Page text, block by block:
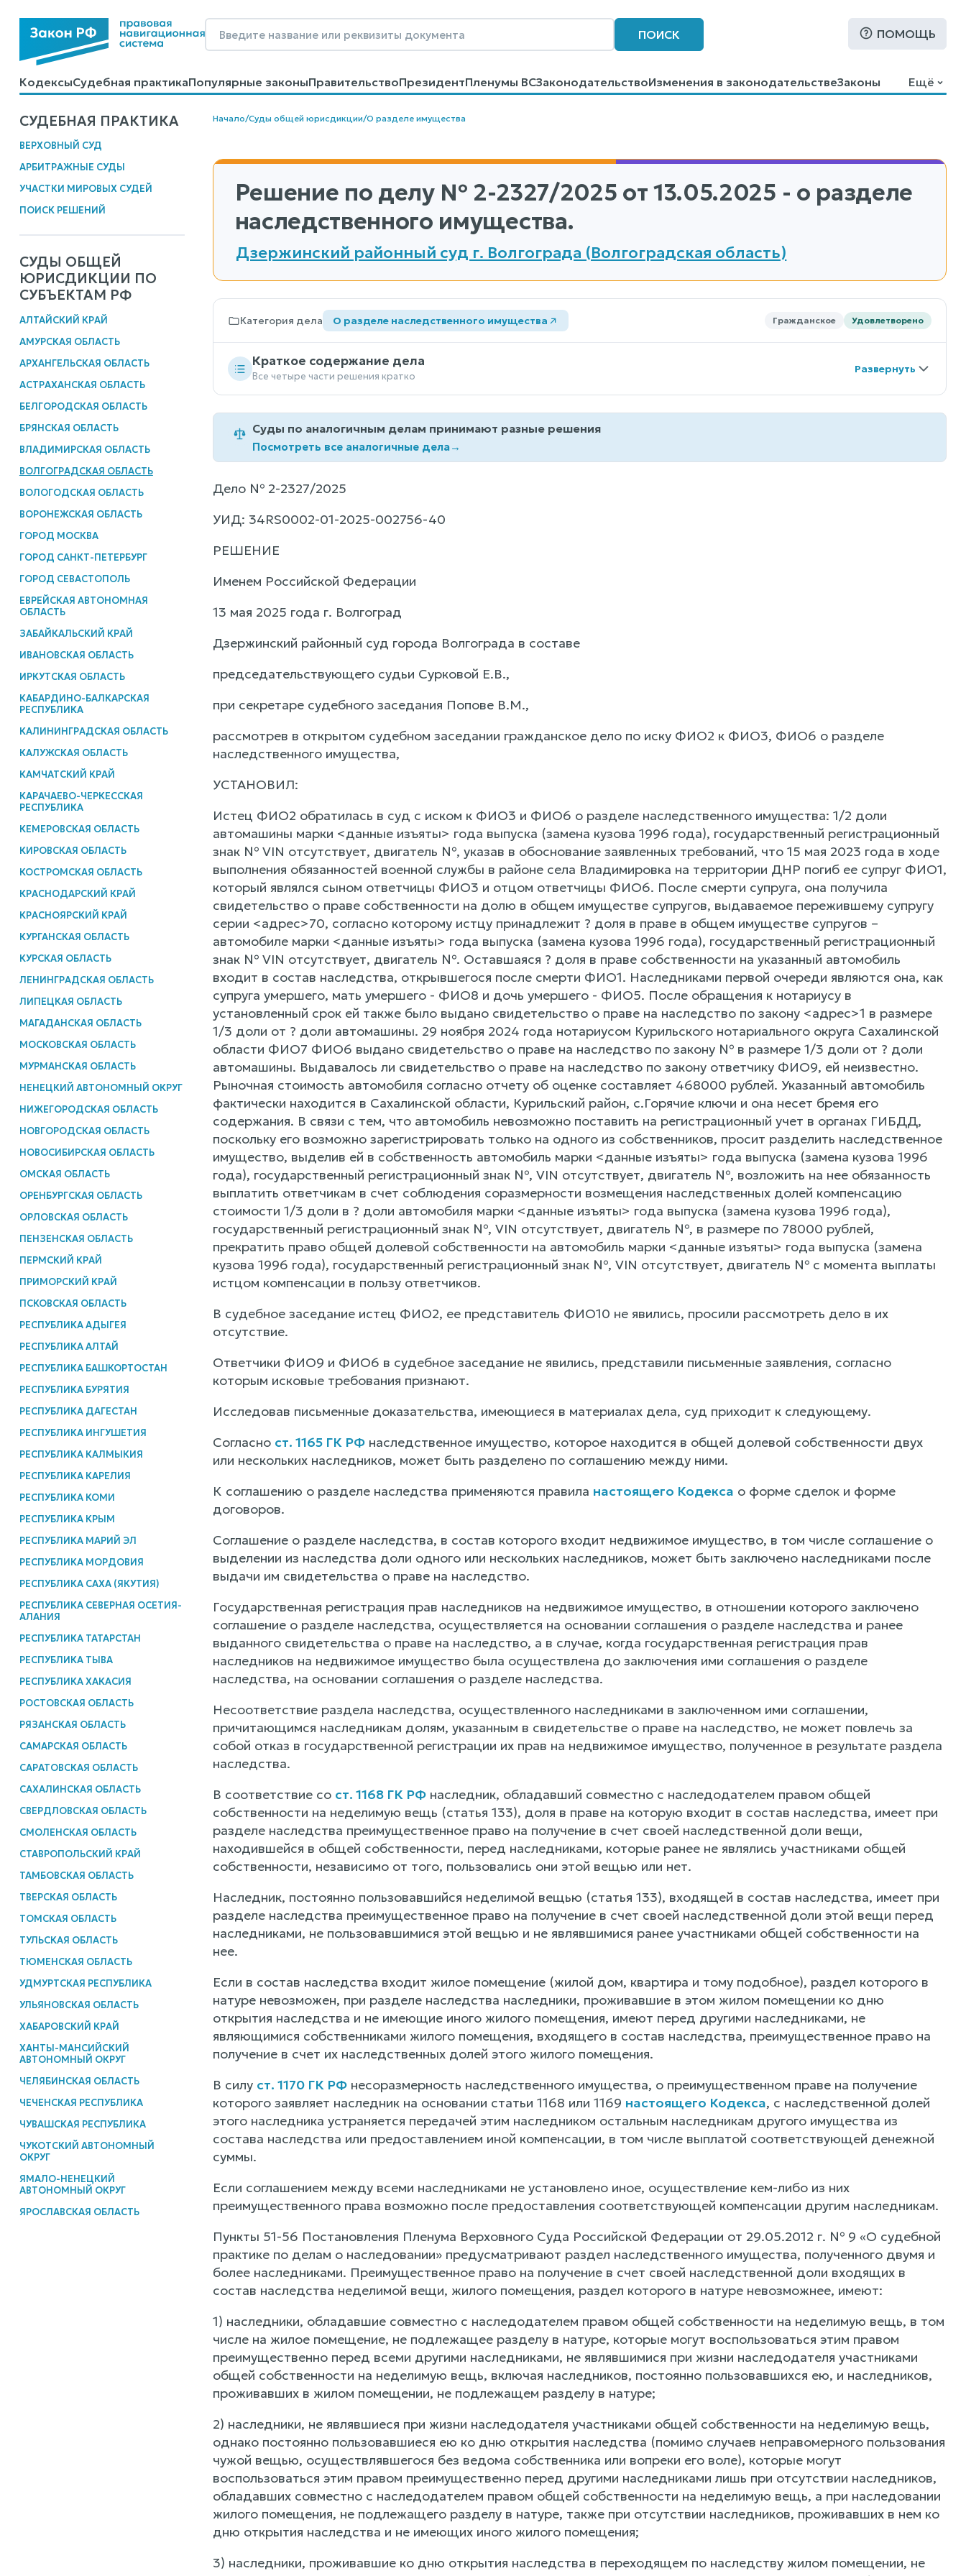
ПОИСК ПОМОЩЬ
КодексыСудебная практикаПопулярные законыПравительствоПрезидентПленумы ВСЗаконодательствоИзменения в законодательствеЗаконы
КалькуляторыСправочные материалыОбразцы договоровКонтактыПомощьПоиск
Ещё
СУДЕБНАЯ ПРАКТИКА
ВЕРХОВНЫЙ СУД
АРБИТРАЖНЫЕ СУДЫ
УЧАСТКИ МИРОВЫХ СУДЕЙ
ПОИСК РЕШЕНИЙ
СУДЫ ОБЩЕЙ
ЮРИСДИКЦИИ ПО
СУБЪЕКТАМ РФ
АЛТАЙСКИЙ КРАЙ
АМУРСКАЯ ОБЛАСТЬ
АРХАНГЕЛЬСКАЯ ОБЛАСТЬ
АСТРАХАНСКАЯ ОБЛАСТЬ
БЕЛГОРОДСКАЯ ОБЛАСТЬ
БРЯНСКАЯ ОБЛАСТЬ
ВЛАДИМИРСКАЯ ОБЛАСТЬ
ВОЛГОГРАДСКАЯ ОБЛАСТЬ
ВОЛОГОДСКАЯ ОБЛАСТЬ
ВОРОНЕЖСКАЯ ОБЛАСТЬ
ГОРОД МОСКВА
ГОРОД САНКТ-ПЕТЕРБУРГ
ГОРОД СЕВАСТОПОЛЬ
ЕВРЕЙСКАЯ АВТОНОМНАЯ
ОБЛАСТЬ
ЗАБАЙКАЛЬСКИЙ КРАЙ
ИВАНОВСКАЯ ОБЛАСТЬ
ИРКУТСКАЯ ОБЛАСТЬ
КАБАРДИНО-БАЛКАРСКАЯ
РЕСПУБЛИКА
КАЛИНИНГРАДСКАЯ ОБЛАСТЬ
КАЛУЖСКАЯ ОБЛАСТЬ
КАМЧАТСКИЙ КРАЙ
КАРАЧАЕВО-ЧЕРКЕССКАЯ
РЕСПУБЛИКА
КЕМЕРОВСКАЯ ОБЛАСТЬ
КИРОВСКАЯ ОБЛАСТЬ
КОСТРОМСКАЯ ОБЛАСТЬ
КРАСНОДАРСКИЙ КРАЙ
КРАСНОЯРСКИЙ КРАЙ
КУРГАНСКАЯ ОБЛАСТЬ
КУРСКАЯ ОБЛАСТЬ
ЛЕНИНГРАДСКАЯ ОБЛАСТЬ
ЛИПЕЦКАЯ ОБЛАСТЬ
МАГАДАНСКАЯ ОБЛАСТЬ
МОСКОВСКАЯ ОБЛАСТЬ
МУРМАНСКАЯ ОБЛАСТЬ
НЕНЕЦКИЙ АВТОНОМНЫЙ ОКРУГ
НИЖЕГОРОДСКАЯ ОБЛАСТЬ
НОВГОРОДСКАЯ ОБЛАСТЬ
НОВОСИБИРСКАЯ ОБЛАСТЬ
ОМСКАЯ ОБЛАСТЬ
ОРЕНБУРГСКАЯ ОБЛАСТЬ
ОРЛОВСКАЯ ОБЛАСТЬ
ПЕНЗЕНСКАЯ ОБЛАСТЬ
ПЕРМСКИЙ КРАЙ
ПРИМОРСКИЙ КРАЙ
ПСКОВСКАЯ ОБЛАСТЬ
РЕСПУБЛИКА АДЫГЕЯ
РЕСПУБЛИКА АЛТАЙ
РЕСПУБЛИКА БАШКОРТОСТАН
РЕСПУБЛИКА БУРЯТИЯ
РЕСПУБЛИКА ДАГЕСТАН
РЕСПУБЛИКА ИНГУШЕТИЯ
РЕСПУБЛИКА КАЛМЫКИЯ
РЕСПУБЛИКА КАРЕЛИЯ
РЕСПУБЛИКА КОМИ
РЕСПУБЛИКА КРЫМ
РЕСПУБЛИКА МАРИЙ ЭЛ
РЕСПУБЛИКА МОРДОВИЯ
РЕСПУБЛИКА САХА (ЯКУТИЯ)
РЕСПУБЛИКА СЕВЕРНАЯ ОСЕТИЯ-
АЛАНИЯ
РЕСПУБЛИКА ТАТАРСТАН
РЕСПУБЛИКА ТЫВА
РЕСПУБЛИКА ХАКАСИЯ
РОСТОВСКАЯ ОБЛАСТЬ
РЯЗАНСКАЯ ОБЛАСТЬ
САМАРСКАЯ ОБЛАСТЬ
САРАТОВСКАЯ ОБЛАСТЬ
САХАЛИНСКАЯ ОБЛАСТЬ
СВЕРДЛОВСКАЯ ОБЛАСТЬ
СМОЛЕНСКАЯ ОБЛАСТЬ
СТАВРОПОЛЬСКИЙ КРАЙ
ТАМБОВСКАЯ ОБЛАСТЬ
ТВЕРСКАЯ ОБЛАСТЬ
ТОМСКАЯ ОБЛАСТЬ
ТУЛЬСКАЯ ОБЛАСТЬ
ТЮМЕНСКАЯ ОБЛАСТЬ
УДМУРТСКАЯ РЕСПУБЛИКА
УЛЬЯНОВСКАЯ ОБЛАСТЬ
ХАБАРОВСКИЙ КРАЙ
ХАНТЫ-МАНСИЙСКИЙ
АВТОНОМНЫЙ ОКРУГ
ЧЕЛЯБИНСКАЯ ОБЛАСТЬ
ЧЕЧЕНСКАЯ РЕСПУБЛИКА
ЧУВАШСКАЯ РЕСПУБЛИКА
ЧУКОТСКИЙ АВТОНОМНЫЙ
ОКРУГ
ЯМАЛО-НЕНЕЦКИЙ
АВТОНОМНЫЙ ОКРУГ
ЯРОСЛАВСКАЯ ОБЛАСТЬ
Начало/Суды общей юрисдикции/О разделе имущества
Решение по делу № 2-2327/2025 от 13.05.2025 - о разделе
наследственного имущества.
Дзержинский районный суд г. Волгограда (Волгоградская область)
Категория дела О разделе наследственного имущества Гражданское Удовлетворено
Краткое содержание дела
Все четыре части решения кратко
Суды по аналогичным делам принимают разные решения
Посмотреть все аналогичные дела→
Дело № 2-2327/2025
УИД: 34RS0002-01-2025-002756-40
РЕШЕНИЕ
Именем Российской Федерации
13 мая 2025 года г. Волгоград
Дзержинский районный суд города Волгограда в составе
председательствующего судьи Сурковой Е.В.,
при секретаре судебного заседания Попове В.М.,
рассмотрев в открытом судебном заседании гражданское дело по иску ФИО2 к ФИО3, ФИО6 о разделе
наследственного имущества,
УСТАНОВИЛ:
Истец ФИО2 обратилась в суд с иском к ФИО3 и ФИО6 о разделе наследственного имущества: 1/2 доли
автомашины марки <данные изъяты> года выпуска (замена кузова 1996 года), государственный регистрационный
знак № VIN отсутствует, двигатель №, указав в обоснование заявленных требований, что 15 мая 2023 года в ходе
выполнения обязанностей военной службы в районе села Владимировка на территории ДНР погиб ее супруг ФИО1,
который являлся сыном ответчицы ФИО3 и отцом ответчицы ФИО6. После смерти супруга, она получила
свидетельство о праве собственности на долю в общем имуществе супругов, выдаваемое пережившему супругу
серии <адрес>70, согласно которому истцу принадлежит ? доля в праве в общем имуществе супругов –
автомобиле марки <данные изъяты> года выпуска (замена кузова 1996 года), государственный регистрационный
знак № VIN отсутствует, двигатель №. Оставшаяся ? доля в праве собственности на указанный автомобиль
входит в состав наследства, открывшегося после смерти ФИО1. Наследниками первой очереди являются она, как
супруга умершего, мать умершего - ФИО8 и дочь умершего - ФИО5. После обращения к нотариусу в
установленный срок ей также было выдано свидетельство о праве на наследство по закону <адрес>1 в размере
1/3 доли от ? доли автомашины. 29 ноября 2024 года нотариусом Курильского нотариального округа Сахалинской
области ФИО7 ФИО6 выдано свидетельство о праве на наследство по закону № в размере 1/3 доли от ? доли
автомашины. Выдавалось ли свидетельство о праве на наследство по закону ответчику ФИО9, ей неизвестно.
Рыночная стоимость автомобиля согласно отчету об оценке составляет 468000 рублей. Указанный автомобиль
фактически находится в Сахалинской области, Курильский район, с.Горячие ключи и она несет бремя его
содержания. В связи с тем, что автомобиль невозможно поставить на регистрационный учет в органах ГИБДД,
поскольку его возможно зарегистрировать только на одного из собственников, просит разделить наследственное
имущество, выделив ей в собственность автомобиль марки <данные изъяты> года выпуска (замена кузова 1996
года), государственный регистрационный знак №, VIN отсутствует, двигатель №, возложить на нее обязанность
выплатить ответчикам в счет соблюдения соразмерности возмещения наследственных долей компенсацию
стоимости 1/3 доли в ? доли автомобиля марки <данные изъяты> года выпуска (замена кузова 1996 года),
государственный регистрационный знак №, VIN отсутствует, двигатель №, в размере по 78000 рублей,
прекратить право общей долевой собственности на автомобиль марки <данные изъяты> года выпуска (замена
кузова 1996 года), государственный регистрационный знак №, VIN отсутствует, двигатель № с момента выплаты
истцом компенсации в пользу ответчиков.
В судебное заседание истец ФИО2, ее представитель ФИО10 не явились, просили рассмотреть дело в их
отсутствие.
Ответчики ФИО9 и ФИО6 в судебное заседание не явились, представили письменные заявления, согласно
которым исковые требования признают.
Исследовав письменные доказательства, имеющиеся в материалах дела, суд приходит к следующему.
Согласно ст. 1165 ГК РФнаследственное имущество, которое находится в общей долевой собственности двух
или нескольких наследников, может быть разделено по соглашению между ними.
К соглашению о разделе наследства применяются правила настоящего Кодекса о форме сделок и форме
договоров.
Соглашение о разделе наследства, в состав которого входит недвижимое имущество, в том числе соглашение о
выделении из наследства доли одного или нескольких наследников, может быть заключено наследниками после
выдачи им свидетельства о праве на наследство.
Государственная регистрация прав наследников на недвижимое имущество, в отношении которого заключено
соглашение о разделе наследства, осуществляется на основании соглашения о разделе наследства и ранее
выданного свидетельства о праве на наследство, а в случае, когда государственная регистрация прав
наследников на недвижимое имущество была осуществлена до заключения ими соглашения о разделе
наследства, на основании соглашения о разделе наследства.
Несоответствие раздела наследства, осуществленного наследниками в заключенном ими соглашении,
причитающимся наследникам долям, указанным в свидетельстве о праве на наследство, не может повлечь за
собой отказ в государственной регистрации их прав на недвижимое имущество, полученное в результате раздела
наследства.
В соответствие со ст. 1168 ГК РФнаследник, обладавший совместно с наследодателем правом общей
собственности на неделимую вещь (статья 133), доля в праве на которую входит в состав наследства, имеет при
разделе наследства преимущественное право на получение в счет своей наследственной доли вещи,
находившейся в общей собственности, перед наследниками, которые ранее не являлись участниками общей
собственности, независимо от того, пользовались они этой вещью или нет.
Наследник, постоянно пользовавшийся неделимой вещью (статья 133), входящей в состав наследства, имеет при
разделе наследства преимущественное право на получение в счет своей наследственной доли этой вещи перед
наследниками, не пользовавшимися этой вещью и не являвшимися ранее участниками общей собственности на
нее.
Если в состав наследства входит жилое помещение (жилой дом, квартира и тому подобное), раздел которого в
натуре невозможен, при разделе наследства наследники, проживавшие в этом жилом помещении ко дню
открытия наследства и не имеющие иного жилого помещения, имеют перед другими наследниками, не
являющимися собственниками жилого помещения, входящего в состав наследства, преимущественное право на
получение в счет их наследственных долей этого жилого помещения.
В силу ст. 1170 ГК РФнесоразмерность наследственного имущества, о преимущественном праве на получение
которого заявляет наследник на основании статьи 1168 или 1169 настоящего Кодекса, с наследственной долей
этого наследника устраняется передачей этим наследником остальным наследникам другого имущества из
состава наследства или предоставлением иной компенсации, в том числе выплатой соответствующей денежной
суммы.
Если соглашением между всеми наследниками не установлено иное, осуществление кем-либо из них
преимущественного права возможно после предоставления соответствующей компенсации другим наследникам.
Пункты 51-56 Постановления Пленума Верховного Суда Российской Федерации от 29.05.2012 г. № 9 «О судебной
практике по делам о наследовании» предусматривают раздел наследственного имущества, полученного двумя и
более наследниками. Преимущественное право на получение в счет своей наследственной доли входящих в
состав наследства неделимой вещи, жилого помещения, раздел которого в натуре невозможнее, имеют:
1) наследники, обладавшие совместно с наследодателем правом общей собственности на неделимую вещь, в том
числе на жилое помещение, не подлежащее разделу в натуре, которые могут воспользоваться этим правом
преимущественно перед всеми другими наследниками, не являвшимися при жизни наследодателя участниками
общей собственности на неделимую вещь, включая наследников, постоянно пользовавшихся ею, и наследников,
проживавших в жилом помещении, не подлежащем разделу в натуре;
2) наследники, не являвшиеся при жизни наследодателя участниками общей собственности на неделимую вещь,
однако постоянно пользовавшиеся ею ко дню открытия наследства (помимо случаев неправомерного пользования
чужой вещью, осуществлявшегося без ведома собственника или вопреки его воле), которые могут
воспользоваться этим правом преимущественно перед другими наследниками лишь при отсутствии наследников,
обладавших совместно с наследодателем правом общей собственности на неделимую вещь, а при наследовании
жилого помещения, не подлежащего разделу в натуре, также при отсутствии наследников, проживавших в нем ко
дню открытия наследства и не имеющих иного жилого помещения;
3) наследники, проживавшие ко дню открытия наследства в переходящем по наследству жилом помещении, не